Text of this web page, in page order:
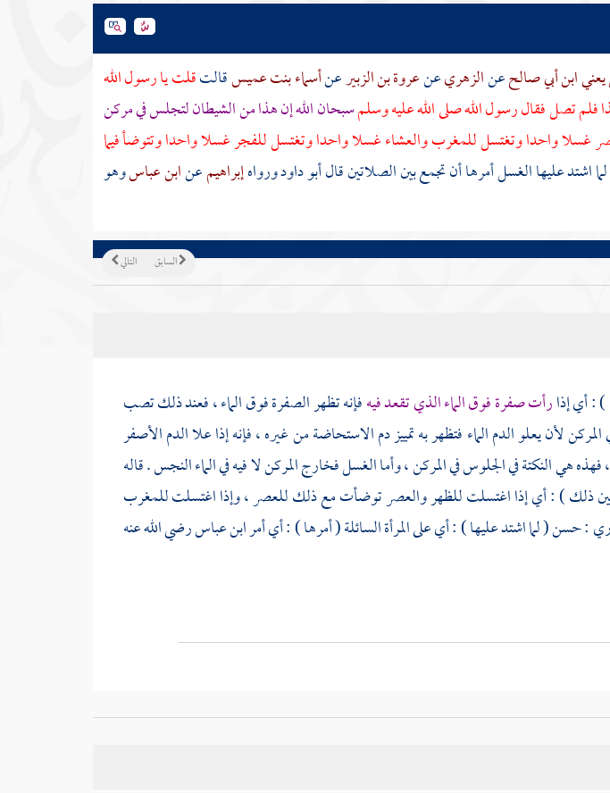
ابن أبي صالحعنالزهريعنعروة بن الزبيرعنأسماء بنت عميسقالتقلت يا رسول الله
تصل فقال رسول الله صلى الله عليه وسلمسبحان الله إن هذا من الشيطان لتجلس في مركن
غسلا واحدا وتغتسل للمغرب والعشاء غسلا واحدا وتغتسل للفجر غسلا واحدا وتتوضأ فيما
لما اشتد عليها الغسل أمرها أن تجمع بين الصلاتين قال أبو داود ورواهإبراهيمعنابن عباسوهو
التالي السابق
: أي إذارأت صفرة فوق الماء الذي تقعد فيهفإنه تظهر الصفرة فوق الماء ، فعند ذلك تصب
لأن يعلو الدم الماء فتظهر به تمييز دم الاستحاضة من غيره ، فإنه إذا علا الدم الأصفر
هي النكتة في الجلوس في المركن ، وأما الغسل فخارج المركن لا فيه في الماء النجس . قاله
بين ذلك ) : أي إذا اغتسلت للظهر والعصر توضأت مع ذلك للعصر ، وإذا اغتسلت للمغرب
: حسن ( لما اشتد عليها ) : أي على المرأة السائلة ( أمرها ) : أي أمرابن عباسرضي الله عنه